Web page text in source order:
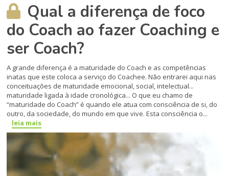
Qual a diferença de foco
do Coach ao fazer Coaching e
ser Coach?
A grande diferença é a maturidade do Coach e as competências
inatas que este coloca a serviço do Coachee. Não entrarei aqui nas
conceituações de maturidade emocional, social, intelectual...
maturidade ligada à idade cronológica... O que eu chamo de
“maturidade do Coach” é quando ele atua com consciência de si, do
outro, da sociedade, do mundo em que vive. Esta consciência o...
leia mais